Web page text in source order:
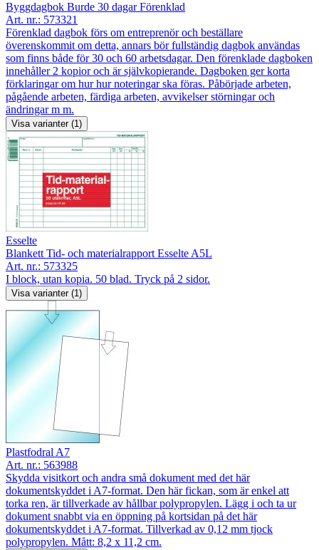
Byggdagbok Burde 30 dagar Förenklad
Art. nr.: 573321
Förenklad dagbok förs om entreprenör och beställare
överenskommit om detta, annars bör fullständig dagbok användas
som finns både för 30 och 60 arbetsdagar. Den förenklade dagboken
innehåller 2 kopior och är självkopierande. Dagboken ger korta
förklaringar om hur hur noteringar ska föras. Påbörjade arbeten,
pågående arbeten, färdiga arbeten, avvikelser störningar och
ändringar m m.
Visa varianter (1)
Esselte
Blankett Tid- och materialrapport Esselte A5L
Art. nr.: 573325
I block, utan kopia. 50 blad. Tryck på 2 sidor.
Visa varianter (1)
Plastfodral A7
Art. nr.: 563988
Skydda visitkort och andra små dokument med det här
dokumentskyddet i A7-format. Den här fickan, som är enkel att
torka ren, är tillverkade av hållbar polypropylen. Lägg i och ta ur
dokument snabbt via en öppning på kortsidan på det här
dokumentskyddet i A7-format. Tillverkad av 0,12 mm tjock
polypropylen. Mått: 8,2 x 11,2 cm.